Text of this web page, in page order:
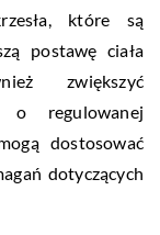
które są
postawę ciała
zwiększyć
o regulowanej
dostosować
dotyczących